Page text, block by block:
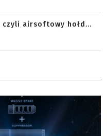
czyli airsoftowy hołd...